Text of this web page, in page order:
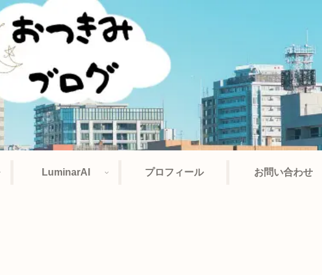
LuminarAI プロフィール お問い合わせ